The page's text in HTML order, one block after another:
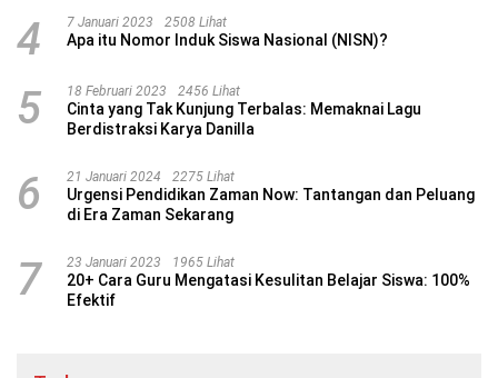
4 7 Januari 2023 2508 Lihat
Apa itu Nomor Induk Siswa Nasional (NISN)?
5 18 Februari 2023 2456 Lihat
Cinta yang Tak Kunjung Terbalas: Memaknai Lagu
Berdistraksi Karya Danilla
6 21 Januari 2024 2275 Lihat
Urgensi Pendidikan Zaman Now: Tantangan dan Peluang
di Era Zaman Sekarang
7 23 Januari 2023 1965 Lihat
20+ Cara Guru Mengatasi Kesulitan Belajar Siswa: 100%
Efektif